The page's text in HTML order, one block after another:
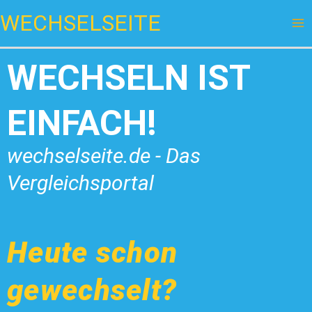
Inhalt
WECHSELSEITE
WECHSELN IST
EINFACH!
wechselseite.de - Das
Vergleichsportal
Heute schon
gewechselt?